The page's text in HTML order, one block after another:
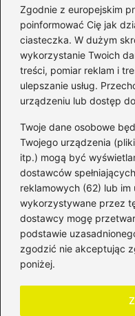
Zgodnie z europejskim
poinformować Cię jak
ciasteczka. W dużym
wykorzystanie Twoich
treści, pomiar reklam i
ulepszanie usług.
urządzeniu lub dostęp
Twoje dane osobowe
Twojego urządzenia
itp.) mogą być
dostawców
reklamowych (62) lub
wykorzystywane przez
dostawcy mogę
podstawie
zgodzić nie akceptując
poniżej.
Kategorie
Bankowość (181)
Fundusze
(36)
Giełda(28)
Inwestycje(49)
Rentowność(32)
Rozliczenia(196)
Świadczenia
Waluty(21)
Windykacja(49)